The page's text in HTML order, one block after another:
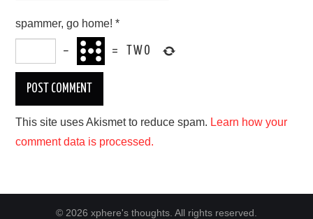
spammer, go home! *
− = TWO
This site uses Akismet to reduce spam. Learn how your
comment data is processed.
© 2026 xphere's thoughts. All rights reserved.